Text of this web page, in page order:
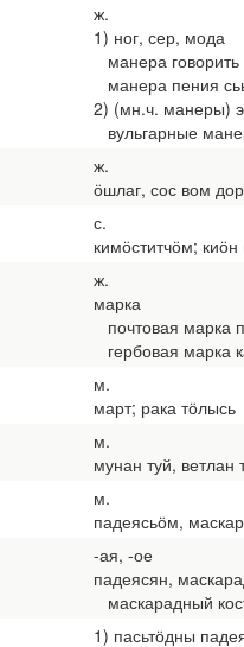
ж.
1) ног, сер, мода
манера говорить
манера пения
2) (мн.ч. манеры)
вульгарные
ж.
ӧшлаг, сос вом дор
с.
кимӧститчӧм;
ж.
марка
почтовая марка
гербовая марка
м.
март; рака тӧлысь
м.
мунан туй, ветлан
м.
падеясьӧм,
-ая, -ое
падеясян,
маскарадный
1) пасьтӧдны